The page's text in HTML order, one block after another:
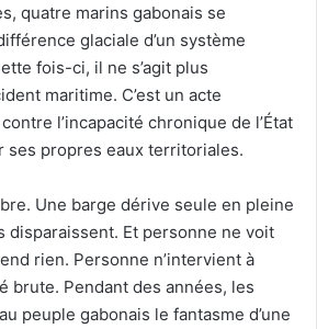
quatre marins gabonais se
glaciale d’un système
fois-ci, il ne s’agit plus
maritime. C’est un acte
l’incapacité chronique de l’État
ses propres eaux territoriales.
Une barge dérive seule en pleine
disparaissent. Et personne ne voit
rien. Personne n’intervient à
brute. Pendant des années, les
peuple gabonais le fantasme d’une